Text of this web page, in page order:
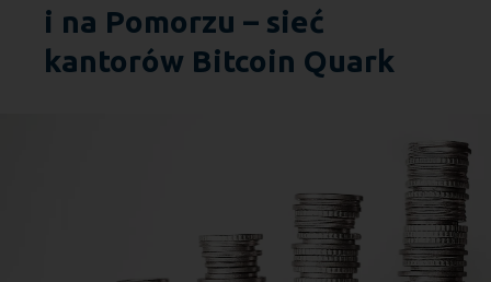
i na Pomorzu – sieć
kantorów Bitcoin Quark